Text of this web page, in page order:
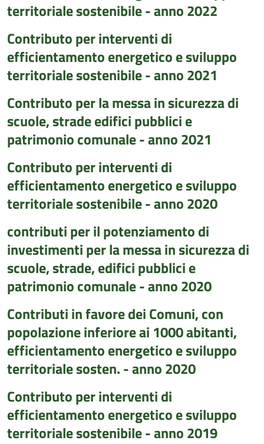
territoriale sostenibile - anno 2022
Contributo per interventi di
efficientamento energetico e sviluppo
territoriale sostenibile - anno 2021
Contributo per la messa in sicurezza di
scuole, strade edifici pubblici e
patrimonio comunale - anno 2021
Contributo per interventi di
efficientamento energetico e sviluppo
territoriale sostenibile - anno 2020
contributi per il potenziamento di
investimenti per la messa in sicurezza di
scuole, strade, edifici pubblici e
patrimonio comunale - anno 2020
Contributi in favore dei Comuni, con
popolazione inferiore ai 1000 abitanti,
efficientamento energetico e sviluppo
territoriale sosten. - anno 2020
Contributo per interventi di
efficientamento energetico e sviluppo
territoriale sostenibile - anno 2019